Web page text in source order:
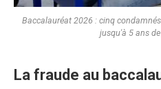
Baccalauréat 2026 : cinq
jusqu'à 5 ans
La fraude au